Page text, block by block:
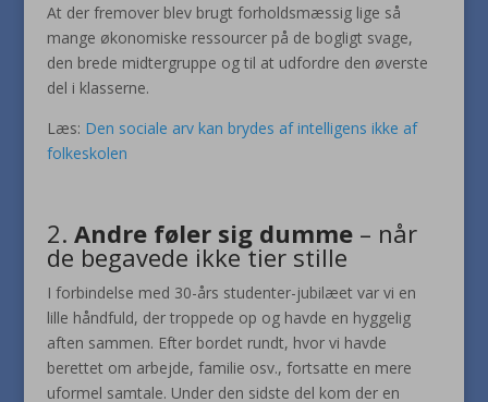
At der fremover blev brugt forholdsmæssig lige så
mange økonomiske ressourcer på de bogligt svage,
den brede midtergruppe og til at udfordre den øverste
del i klasserne.
Læs: Den sociale arv kan brydes af intelligens ikke af
folkeskolen
2. Andre føler sig dumme– når
de begavede ikke tier stille
I forbindelse med 30-års studenter-jubilæet var vi en
lille håndfuld, der troppede op og havde en hyggelig
aften sammen. Efter bordet rundt, hvor vi havde
berettet om arbejde, familie osv., fortsatte en mere
uformel samtale. Under den sidste del kom der en